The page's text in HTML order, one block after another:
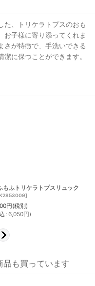
た、トリケラトプスのおも
お子様に寄り添ってくれま
さが特徴で、手洗いできる
に保つことができます。
もふトリケラトプスリュック
]
円(税別)
: 6,050円)
品も買っています